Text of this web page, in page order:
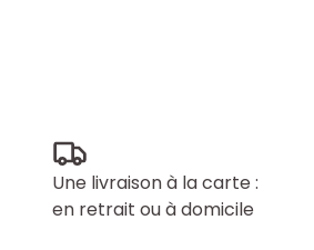
Une livraison à la carte :
en retrait ou à domicile